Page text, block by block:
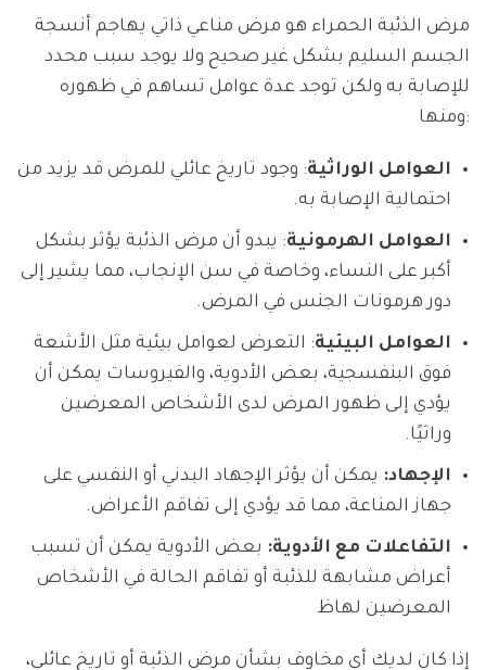
مرض الذئبة الحمراء هو مرض مناعي ذاتي يهاجم أنسجة
الجسم السليم بشكل غير صحيح ولا يوجد سبب محدد
للإصابة به ولكن توجد عدة عوامل تساهم في ظهوره
ومنها:
العوامل الوراثية: وجود تاريخ عائلي للمرض قد يزيد من
احتمالية الإصابة به.
العوامل الهرمونية: يبدو أن مرض الذئبة يؤثر بشكل
أكبر على النساء، وخاصة في سن الإنجاب، مما يشير إلى
دور هرمونات الجنس في المرض.
العوامل البيئية: التعرض لعوامل بيئية مثل الأشعة
فوق البنفسجية، بعض الأدوية، والفيروسات يمكن أن
يؤدي إلى ظهور المرض لدى الأشخاص المعرضين
وراثيًا.
الإجهاد: يمكن أن يؤثر الإجهاد البدني أو النفسي على
جهاز المناعة، مما قد يؤدي إلى تفاقم الأعراض.
التفاعلات مع الأدوية: بعض الأدوية يمكن أن تسبب
أعراض مشابهة للذئبة أو تفاقم الحالة في الأشخاص
المعرضين لهاظ
إذا كان لديك أي مخاوف بشأن مرض الذئبة أو تاريخ عائلي،